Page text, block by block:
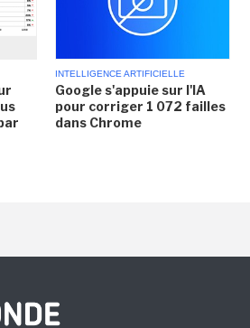
INTELLIGENCE ARTIFICIELLE
Google s'appuie sur l'IA
pour corriger 1 072 failles
dans Chrome